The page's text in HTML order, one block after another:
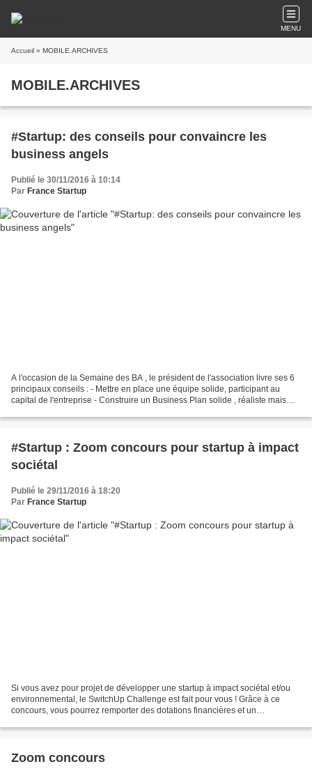
MENU
Accueil » MOBILE.ARCHIVES
MOBILE.ARCHIVES
#Startup: des conseils pour convaincre les
business angels
Publié le 30/11/2016 à 10:14
Par France Startup
A l'occasion de la Semaine des BA , le président de l'association livre ses 6
principaux conseils : - Mettre en place une équipe solide, participant au
capital de l'entreprise - Construire un Business Plan solide , réaliste mais
#Startup : Zoom concours pour startup à impact
sociétal
Publié le 29/11/2016 à 18:20
Par France Startup
Si vous avez pour projet de développer une startup à impact sociétal et/ou
environnemental, le SwitchUp Challenge est fait pour vous ! Grâce à ce
concours, vous pourrez remporter des dotations financières et un
Zoom concours